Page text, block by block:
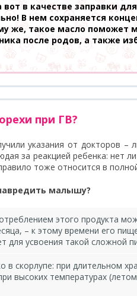
в качестве заправки
В нем сохраняется
же, такое масло поможет
после родов, а также
при ГВ?
указания от докторов –
за реакцией ребенка: нет
тоже относится в
малышу?
этого продукта
– к этому времени его
для усвоения такой сложной
в скорлупе: при длительном
высоких температурах